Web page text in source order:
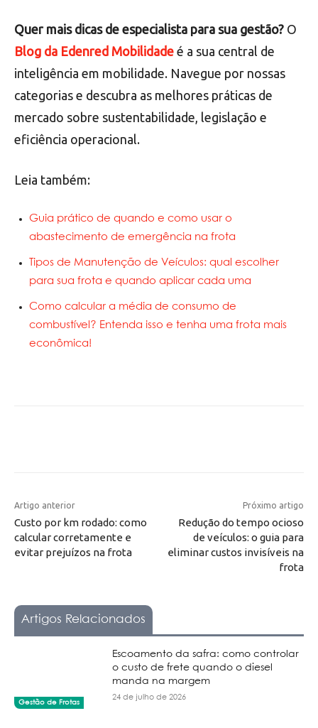
Quer mais dicas de especialista para sua gestão? O
Blog da Edenred Mobilidade é a sua central de
inteligência em mobilidade. Navegue por nossas
categorias e descubra as melhores práticas de
mercado sobre sustentabilidade, legislação e
eficiência operacional.
Leia também:
Guia prático de quando e como usar o
abastecimento de emergência na frota
Tipos de Manutenção de Veículos: qual escolher
para sua frota e quando aplicar cada uma
Como calcular a média de consumo de
combustível? Entenda isso e tenha uma frota mais
econômica!
Artigo anterior
Custo por km rodado: como
calcular corretamente e
evitar prejuízos na frota
Próximo artigo
Redução do tempo ocioso
de veículos: o guia para
eliminar custos invisíveis na
frota
Artigos Relacionados
Gestão de Frotas
Escoamento da safra: como controlar
o custo de frete quando o diesel
manda na margem
24 de julho de 2026